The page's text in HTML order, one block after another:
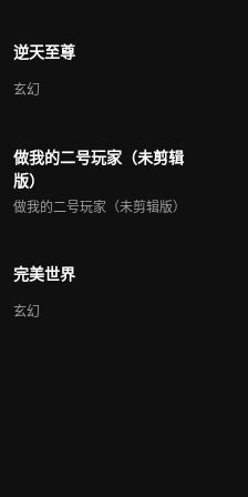
逆天至尊
玄幻
做我的二号玩家（未剪辑
版）
做我的二号玩家（未剪辑版）
完美世界
玄幻